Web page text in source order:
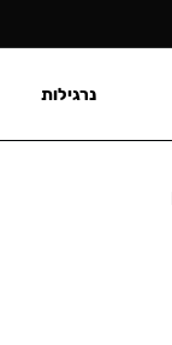
נרגילות